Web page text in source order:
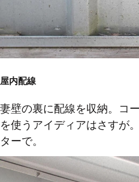
屋内配線
妻壁の裏に配線を収納。コ
を使うアイディアはさすが
ターで。